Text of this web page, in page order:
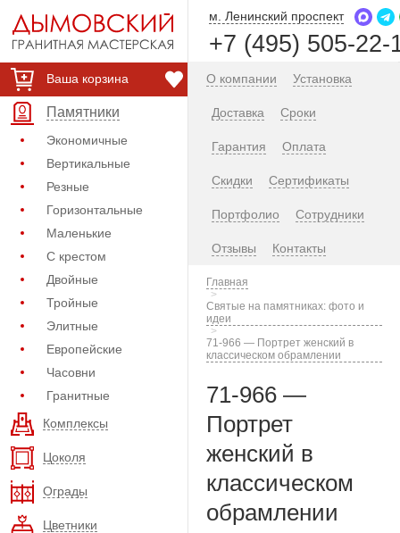
Ваша корзина
Памятники
Экономичные
Вертикальные
Резные
Горизонтальные
Маленькие
С крестом
Двойные
Тройные
Элитные
Европейские
Часовни
Гранитные
Комплексы
Цоколя
Ограды
Цветники
м. Ленинский проспект
+7 (495) 505-22-
О компании Установка
Доставка Сроки
Гарантия Оплата
Скидки Сертификаты
Портфолио Сотрудники
Отзывы Контакты
Главная
Святые на памятниках: фото и
идеи
71-966 — Портрет женский в
классическом обрамлении
71-966 —
Портрет
женский в
классическом
обрамлении